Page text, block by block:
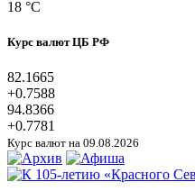
18 °C
Курс валют ЦБ РФ
82.1665
+0.7588
94.8366
+0.7781
Курс валют на 09.08.2026